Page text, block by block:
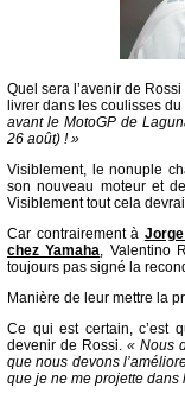
Quel sera l’avenir de
livrer dans les coulisses
avant le MotoGP de
26 août) ! »
Visiblement, le nonuple
son nouveau moteur et
Visiblement tout cela
Car contrairement à
chez Yamaha, Valentino
toujours pas signé la
Manière de leur mettre la
Ce qui est certain, c’est
devenir de Rossi.« Nous
que nous devons
que je ne me projette dans